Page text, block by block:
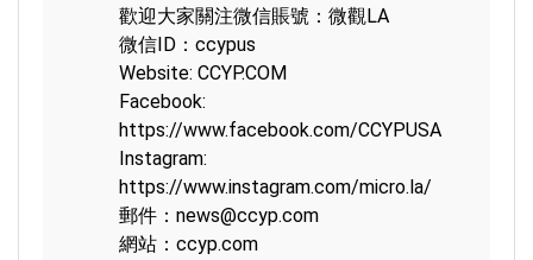
歡迎大家關注微信賬號：微觀LA
微信ID：ccypus
Website: CCYP.COM
Facebook:
https://www.facebook.com/CCYPUSA​
Instagram:
https://www.instagram.com/micro.la/​
郵件：news@ccyp.com
網站：ccyp.com